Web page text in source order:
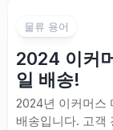
물류 용어
2024 이커
일 배송!
2024년 이커머스
배송입니다. 고객